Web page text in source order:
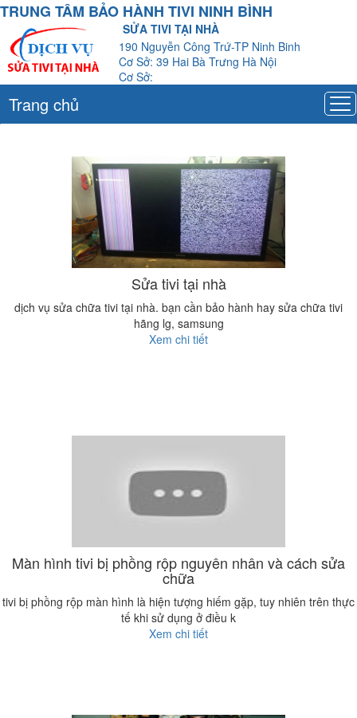
TRUNG TÂM BẢO HÀNH TIVI NINH BÌNH
SỬA TIVI TẠI NHÀ
190 Nguyễn Công Trứ-TP Ninh Binh
Cơ Sở: 39 Hai Bà Trưng Hà Nội
Cơ Sở:
Trang chủ
Sửa tivi tại nhà
dịch vụ sửa chữa tivi tại nhà. bạn cần bảo hành hay sửa chữa tivi
hãng lg, samsung
Xem chi tiết
Màn hình tivi bị phồng rộp nguyên nhân và cách sửa
chữa
tivi bị phồng rộp màn hình là hiện tượng hiếm gặp, tuy nhiên trên thực
tế khi sử dụng ở điều k
Xem chi tiết